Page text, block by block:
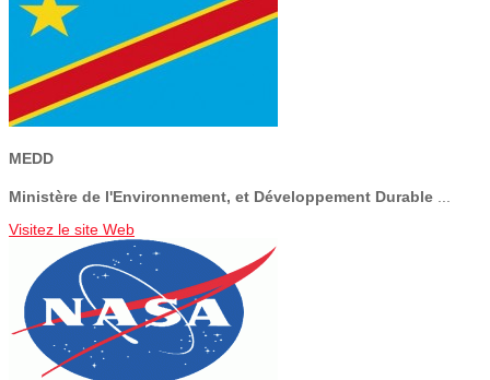
MEDD
Ministère de l'Environnement, et Développement Durable
Visitez le site Web